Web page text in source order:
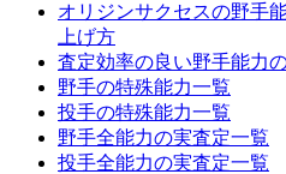
オリジンサクセスの野手
上げ方
査定効率の良い野手能力
野手の特殊能力一覧
投手の特殊能力一覧
野手全能力の実査定一覧
投手全能力の実査定一覧